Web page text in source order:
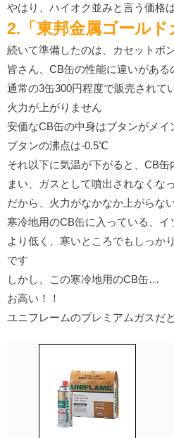
やはり、ハイオク並みと言う価格
2.「東邦金属ゴールド
続いて準備したのは、カセットボ
皆さん、CB缶の性能に違いがある
通常の3缶300円程度で販売されて
火力が上がりません
安価なCB缶の中身はブタンがメイ
ブタンの沸点は-0.5℃
それ以下に気温が下がると、CB
まい、ガスとして噴出されなくな
だから、火力がなかなか上がらな
寒冷地用のCB缶に入っている、
より低く、寒いところでもしっか
です
しかし、この寒冷地用のCB缶…
お高い！！
ユニフレームのプレミアムガスだ